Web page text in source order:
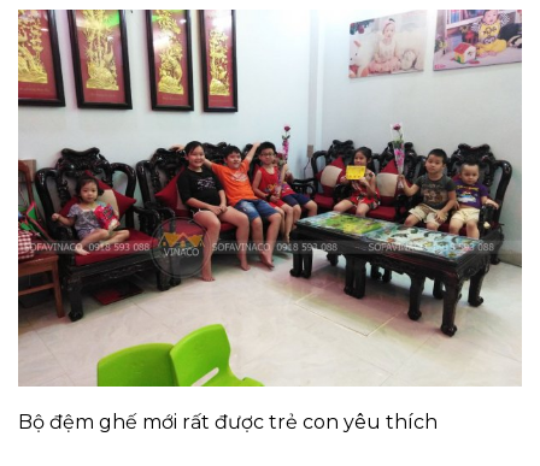
Bộ đệm ghế mới rất được trẻ con yêu thích